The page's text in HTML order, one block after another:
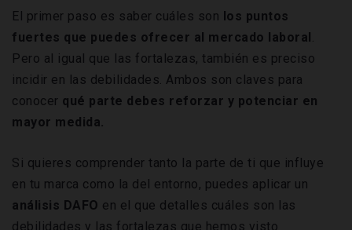
El primer paso es saber cuáles son los puntos
fuertes que puedes ofrecer al mercado laboral.
Pero al igual que las fortalezas, también es preciso
incidir en las debilidades. Ambos son claves para
conocer qué parte debes reforzar y potenciar en
mayor medida.
Si quieres comprender tanto la parte de ti que influye
en tu marca como la del entorno, puedes aplicar un
análisis DAFO en el que detalles cuáles son las
debilidades y las fortalezas que hemos visto